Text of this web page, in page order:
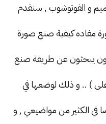
و الفوتوشوب , سنقدم
مفاده كيفية صنع صورة
يبحثون عن طريقة صنع
) .. و ذلك لوضعها في
في الكثير من مواضيعي , و